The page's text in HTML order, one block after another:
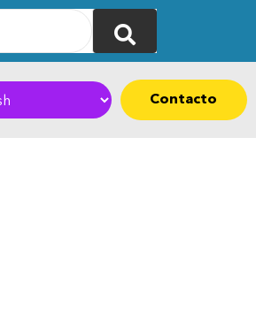
Contacto